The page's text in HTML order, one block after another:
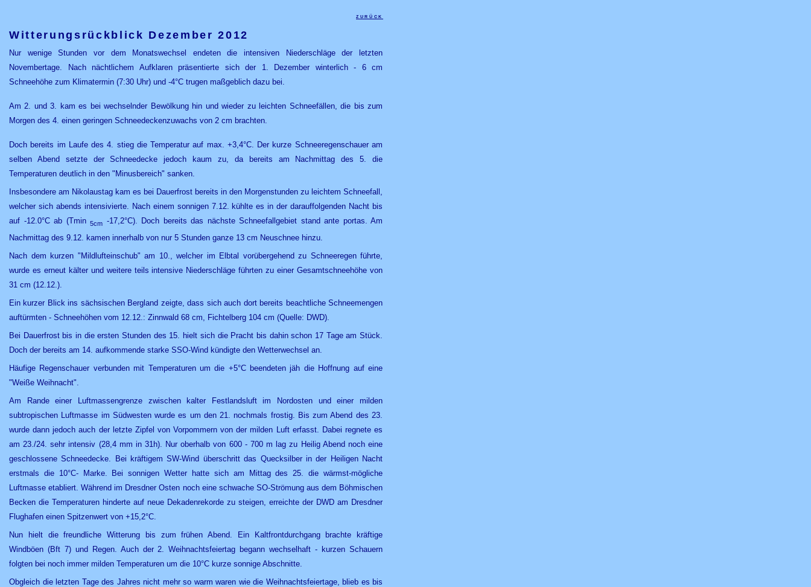
zurück
Witterungsrückblick Dezember 2012
Nur wenige Stunden vor dem Monatswechsel endeten die intensiven Niederschläge der letzten
Novembertage. Nach nächtlichem Aufklaren präsentierte sich der 1. Dezember winterlich - 6 cm
Schneehöhe zum Klimatermin (7:30 Uhr) und -4°C trugen maßgeblich dazu bei.
Am 2. und 3. kam es bei wechselnder Bewölkung hin und wieder zu leichten Schneefällen, die bis zum
Morgen des 4. einen geringen Schneedeckenzuwachs von 2 cm brachten.
Doch bereits im Laufe des 4. stieg die Temperatur auf max. +3,4°C. Der kurze Schneeregenschauer am
selben Abend setzte der Schneedecke jedoch kaum zu, da bereits am Nachmittag des 5. die
Temperaturen deutlich in den "Minusbereich" sanken.
Insbesondere am Nikolaustag kam es bei Dauerfrost bereits in den Morgenstunden zu leichtem Schneefall,
welcher sich abends intensivierte. Nach einem sonnigen 7.12. kühlte es in der darauffolgenden Nacht bis
auf -12.0°C ab (Tmin 5cm -17,2°C). Doch bereits das nächste Schneefallgebiet stand ante portas. Am
Nachmittag des 9.12. kamen innerhalb von nur 5 Stunden ganze 13 cm Neuschnee hinzu.
Nach dem kurzen "Mildlufteinschub" am 10., welcher im Elbtal vorübergehend zu Schneeregen führte,
wurde es erneut kälter und weitere teils intensive Niederschläge führten zu einer Gesamtschneehöhe von
31 cm (12.12.).
Ein kurzer Blick ins sächsischen Bergland zeigte, dass sich auch dort bereits beachtliche Schneemengen
auftürmten - Schneehöhen vom 12.12.: Zinnwald 68 cm, Fichtelberg 104 cm (Quelle: DWD).
Bei Dauerfrost bis in die ersten Stunden des 15. hielt sich die Pracht bis dahin schon 17 Tage am Stück.
Doch der bereits am 14. aufkommende starke SSO-Wind kündigte den Wetterwechsel an.
Häufige Regenschauer verbunden mit Temperaturen um die +5°C beendeten jäh die Hoffnung auf eine
"Weiße Weihnacht".
Am Rande einer Luftmassengrenze zwischen kalter Festlandsluft im Nordosten und einer milden
subtropischen Luftmasse im Südwesten wurde es um den 21. nochmals frostig. Bis zum Abend des 23.
wurde dann jedoch auch der letzte Zipfel von Vorpommern von der milden Luft erfasst. Dabei regnete es
am 23./24. sehr intensiv (28,4 mm in 31h). Nur oberhalb von 600 - 700 m lag zu Heilig Abend noch eine
geschlossene Schneedecke. Bei kräftigem SW-Wind überschritt das Quecksilber in der Heiligen Nacht
erstmals die 10°C- Marke. Bei sonnigen Wetter hatte sich am Mittag des 25. die wärmst-mögliche
Luftmasse etabliert. Während im Dresdner Osten noch eine schwache SO-Strömung aus dem Böhmischen
Becken die Temperaturen hinderte auf neue Dekadenrekorde zu steigen, erreichte der DWD am Dresdner
Flughafen einen Spitzenwert von +15,2°C.
Nun hielt die freundliche Witterung bis zum frühen Abend. Ein Kaltfrontdurchgang brachte kräftige
Windböen (Bft 7) und Regen. Auch der 2. Weihnachtsfeiertag begann wechselhaft - kurzen Schauern
folgten bei noch immer milden Temperaturen um die 10°C kurze sonnige Abschnitte.
Obgleich die letzten Tage des Jahres nicht mehr so warm waren wie die Weihnachtsfeiertage, blieb es bis